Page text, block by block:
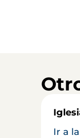
Ir a